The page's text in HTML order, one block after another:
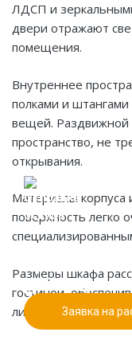
ЛДСП и
двери отражают
помещения.
Внутреннее
полками и
вещей. Раздвижной
пространство, не
открывания.
Материалы корпуса
поверхность легко
Размеры шкафа
гостиной,
линиями
Если у вас есть
Заявка на
действует
Работаем только
Адаптируем